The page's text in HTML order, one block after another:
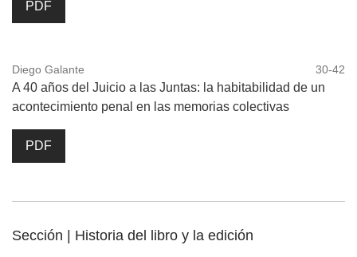
PDF
Diego Galante 30-42
A 40 años del Juicio a las Juntas: la habitabilidad de un
acontecimiento penal en las memorias colectivas
PDF
Sección | Historia del libro y la edición